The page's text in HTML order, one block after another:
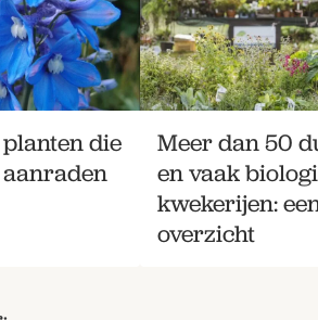
die
Meer dan 50
en vaak
kwekerijen:
overzicht